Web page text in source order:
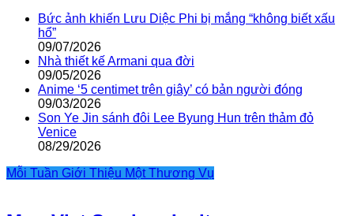
Bức ảnh khiến Lưu Diệc Phi bị mắng “không biết xấu
hổ”
09/07/2026
Nhà thiết kế Armani qua đời
09/05/2026
Anime ‘5 centimet trên giây’ có bản người đóng
09/03/2026
Son Ye Jin sánh đôi Lee Byung Hun trên thảm đỏ
Venice
08/29/2026
Mỗi Tuần Giới Thiệu Một Thương Vụ